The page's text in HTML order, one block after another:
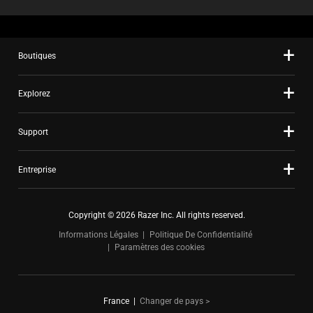
Boutiques
Explorez
Support
Entreprise
Copyright © 2026 Razer Inc. All rights reserved.
Informations Légales
Politique De Confidentialité
Paramètres des cookies
France Changer de pays >